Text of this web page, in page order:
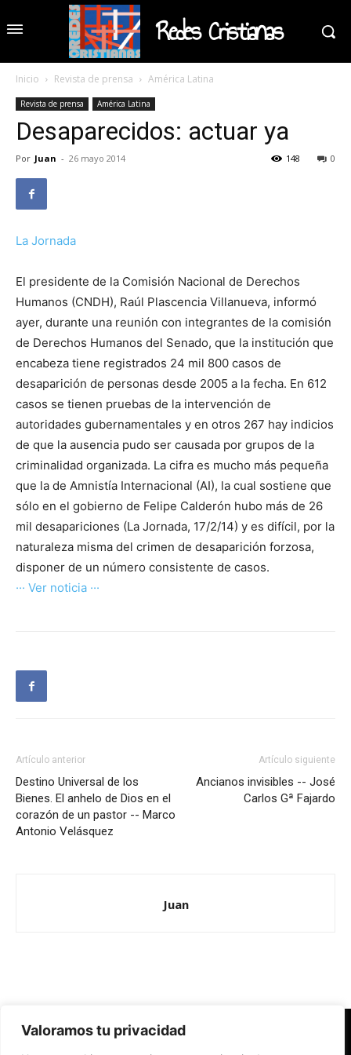
Valoramos tu privacidad
Redes Cristianas
Inicio Revista de prensa América Latina
Revista de prensa América Latina
Desaparecidos: actuar ya
Por Juan - 26 mayo 2014 0
148
La Jornada
El presidente de la Comisión Nacional de Derechos
Humanos (CNDH), Raúl Plascencia Villanueva, informó
ayer, durante una reunión con integrantes de la comisión
de Derechos Humanos del Senado, que la institución que
encabeza tiene registrados 24 mil 800 casos de
desaparición de personas desde 2005 a la fecha. En 612
casos se tienen pruebas de la intervención de
autoridades gubernamentales y en otros 267 hay indicios
de que la ausencia pudo ser causada por grupos de la
criminalidad organizada. La cifra es mucho más pequeña
que la de Amnistía Internacional (AI), la cual sostiene que
sólo en el gobierno de Felipe Calderón hubo más de 26
mil desapariciones (La Jornada, 17/2/14) y es difícil, por la
naturaleza misma del crimen de desaparición forzosa,
disponer de un número consistente de casos.
··· Ver noticia ···
Artículo anterior
Destino Universal de los
Bienes. El anhelo de Dios en el
corazón de un pastor -- Marco
Antonio Velásquez
Artículo siguiente
Ancianos invisibles -- José
Carlos Gª Fajardo
Juan
Redes Cristianas